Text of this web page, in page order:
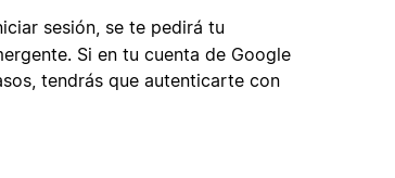
sesión, se te pedirá tu
Si en tu cuenta de Google
tendrás que autenticarte con